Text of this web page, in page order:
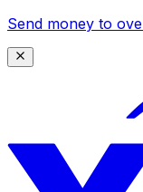
Send money to